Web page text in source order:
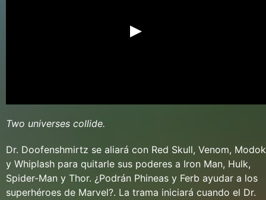
Two universes collide.
Dr. Doofenshmirtz se aliará con Red Skull, Venom, Modok
y Whiplash para quitarle sus poderes a Iron Man, Hulk,
Spider-Man y Thor. ¿Podrán Phineas y Ferb ayudar a los
superhéroes de Marvel?. La trama iniciará cuando el Dr.